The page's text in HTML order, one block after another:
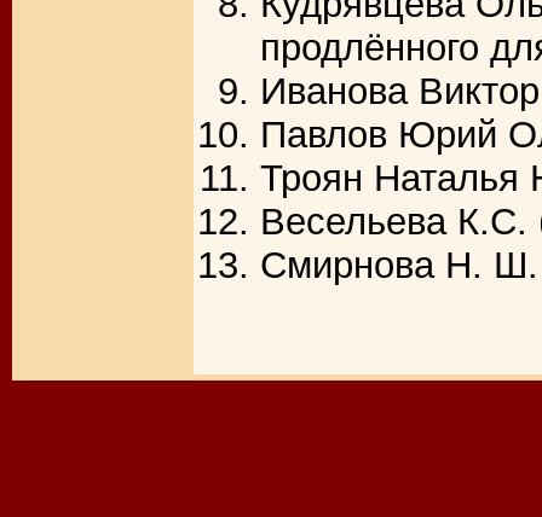
продлённого
Иванова
Павлов Юрий
Троян Наталья
Весельева К.С.
Смирнова Н. Ш.